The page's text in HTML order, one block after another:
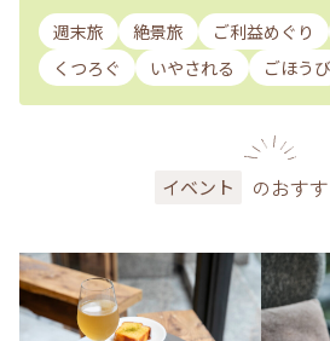
週末旅 絶景旅 ご利益めぐり
くつろぐ
いやされる ごほうび
イベント のおす